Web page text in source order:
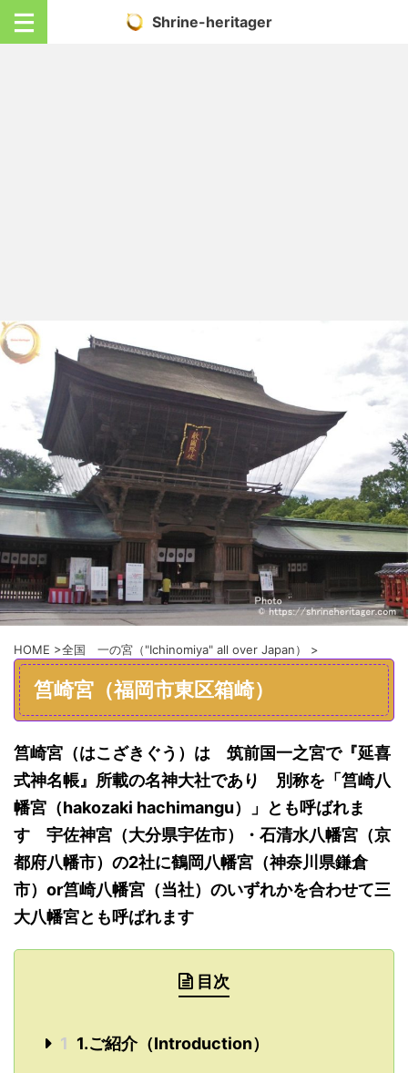
Shrine-heritager
HOME >全国 一の宮（"Ichinomiya" all over Japan） >
筥崎宮（福岡市東区箱崎）
筥崎宮（はこざきぐう）は 筑前国一之宮で『延喜
式神名帳』所載の名神大社であり 別称を「筥崎八
幡宮（hakozaki hachimangu）」とも呼ばれま
す 宇佐神宮（大分県宇佐市）・石清水八幡宮（京
都府八幡市）の2社に鶴岡八幡宮（神奈川県鎌倉
市）or筥崎八幡宮（当社）のいずれかを合わせて三
大八幡宮とも呼ばれます
目次
1 1.ご紹介（Introduction）